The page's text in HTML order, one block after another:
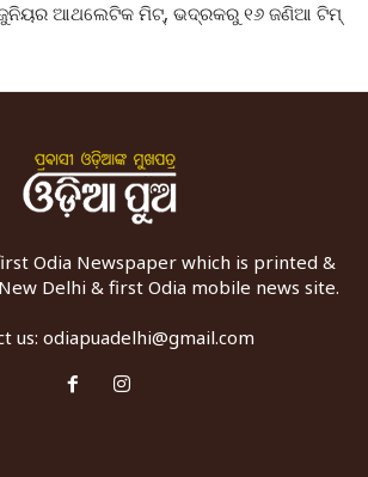
ଜୁନିୟର ଆଥଲେଟିକ ମିଟ୍‌, ଭଦ୍ରକରୁ ୧୬ ଜଣିଆ ଟିମ୍
Odia Newspaper which is printed &
Delhi & first Odia mobile news site.
us: odiapuadelhi@gmail.com